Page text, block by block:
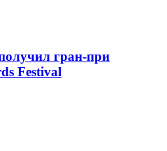
гран-при
Festival